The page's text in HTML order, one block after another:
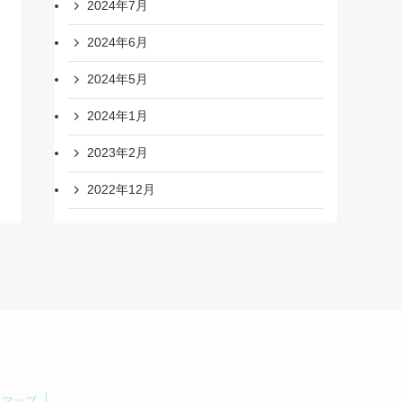
2024年7月
2024年6月
2024年5月
2024年1月
2023年2月
2022年12月